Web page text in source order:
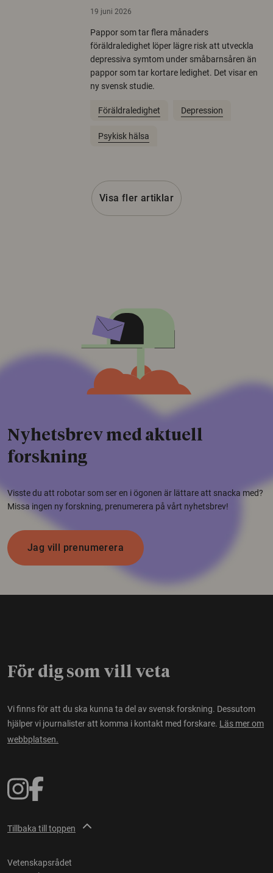
19 juni 2026
Pappor som tar flera månaders
föräldraledighet löper lägre risk att utveckla
depressiva symtom under småbarnsåren än
pappor som tar kortare ledighet. Det visar en
ny svensk studie.
Föräldraledighet Depression
Psykisk hälsa
Visa fler artiklar
Nyhetsbrev med aktuell
forskning
Visste du att robotar som ser en i ögonen är lättare att snacka med?
Missa ingen ny forskning, prenumerera på vårt nyhetsbrev!
Jag vill prenumerera
För dig som vill veta
Vi finns för att du ska kunna ta del av svensk forskning. Dessutom
hjälper vi journalister att komma i kontakt med forskare. Läs mer om
webbplatsen.
Tillbaka till toppen
Vetenskapsrådet